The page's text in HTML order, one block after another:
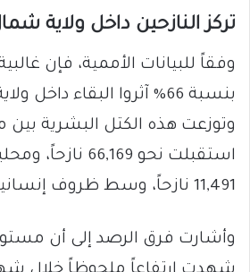
تركز النازحين داخل ولاية
وفقاً للبيانات الأممية، فإن
بنسبة 66% آثروا البقاء
وتوزعت هذه الكتل البشرية بين
استقبلت نحو
11,491 نازحاً، وسط ظروف إنسانية قاسية.
وأشارت فرق الرصد إلى أن